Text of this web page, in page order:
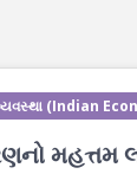
(Indian
મહત્તમ